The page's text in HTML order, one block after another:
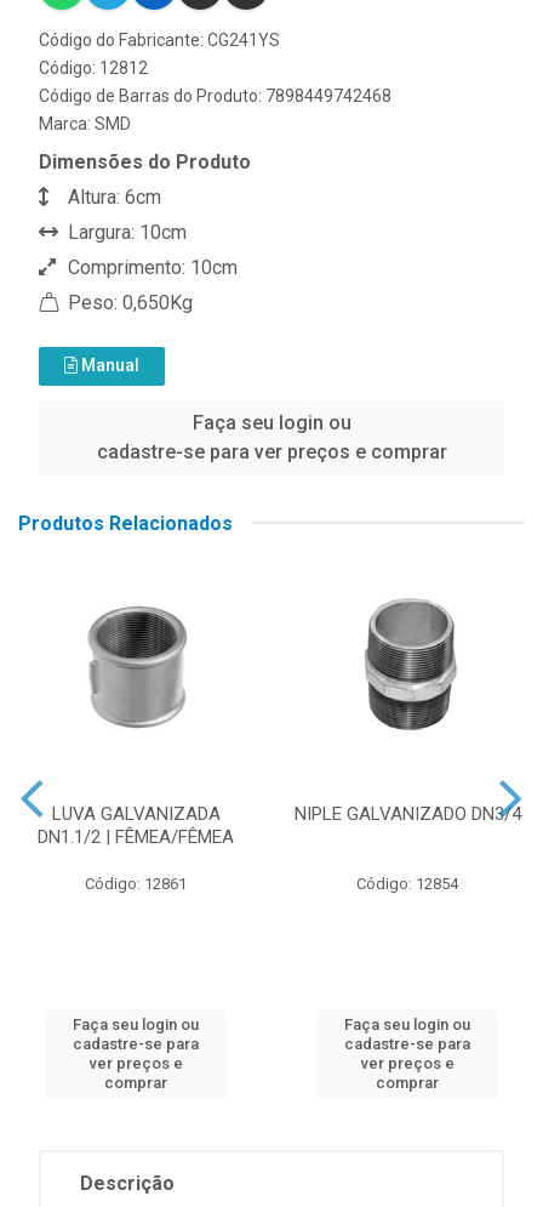
Código do Fabricante: CG241YS
Código: 12812
Código de Barras do Produto: 7898449742468
Marca: SMD
Dimensões do Produto
Altura: 6cm
Largura: 10cm
Comprimento: 10cm
Peso: 0,650Kg
Manual
Faça seu login ou
cadastre-se para ver preços e comprar
Produtos Relacionados
LUVA GALVANIZADA
DN1.1/2 | FÊMEA/FÊMEA
Código: 12861
Faça seu login ou
cadastre-se para
ver preços e
comprar
NIPLE GALVANIZADO DN3/4
Código: 12854
Faça seu login ou
cadastre-se para
ver preços e
comprar
Descrição